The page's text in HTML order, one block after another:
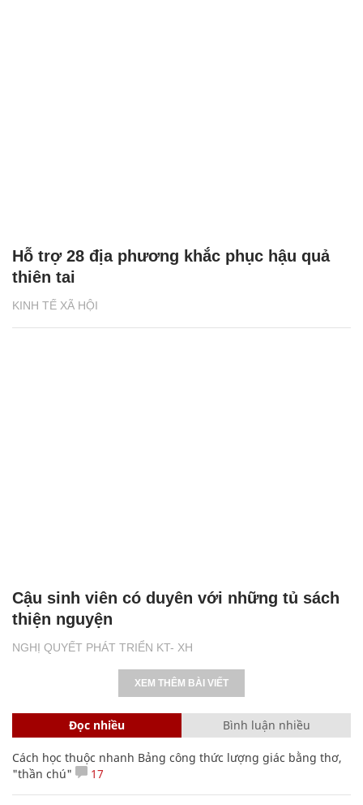
KINH TẾ XÃ HỘI
Hỗ trợ 28 địa phương khắc phục hậu quả
thiên tai
NGHỊ QUYẾT PHÁT TRIỂN KT- XH
Cậu sinh viên có duyên với những tủ sách
thiện nguyện
XEM THÊM BÀI VIẾT
Đọc nhiều Bình luận nhiều
Cách học thuộc nhanh Bảng công thức lượng giác bằng thơ,
"thần chú"
17